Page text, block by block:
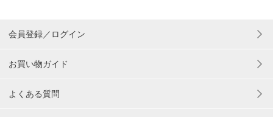
会員登録／ログイン
お買い物ガイド
よくある質問